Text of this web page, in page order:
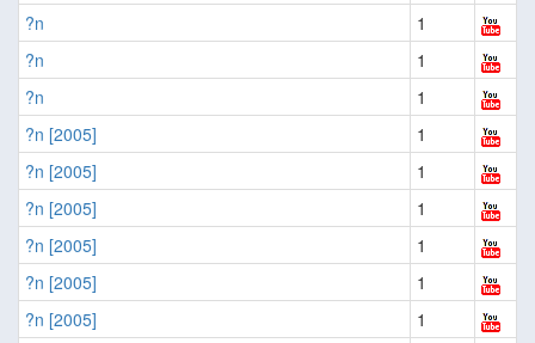
?n
1
?n
1
?n
1
?n [2005]
1
?n [2005]
1
?n [2005]
1
?n [2005]
1
?n [2005]
1
?n [2005]
1